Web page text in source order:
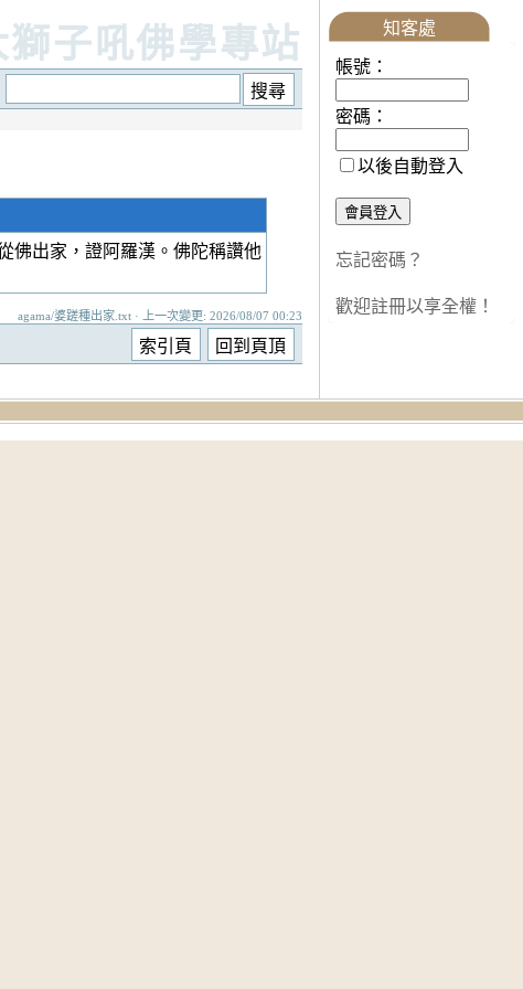
獅子吼佛學專站
佛出家，證阿羅漢。佛陀稱讚他
agama/婆蹉種出家.txt · 上一次變更: 2026/08/07 00:23
知客處
帳號：
密碼：
以後自動登入
忘記密碼？
歡迎註冊以享全權！